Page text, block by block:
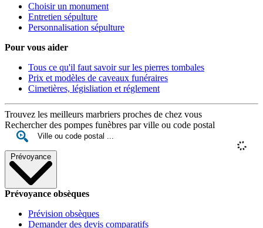
Choisir un monument
Entretien sépulture
Personnalisation sépulture
Pour vous aider
Tous ce qu'il faut savoir sur les pierres tombales
Prix et modèles de caveaux funéraires
Cimetières, législiation et réglement
Trouvez les meilleurs marbriers proches de chez vous
Rechercher des pompes funèbres par ville ou code postal
Prévoyance
Prévoyance obsèques
Prévision obsèques
Demander des devis comparatifs